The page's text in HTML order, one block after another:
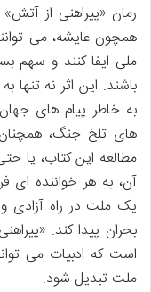
رمان «پیراهنی از
همچون عایشه، می
ملی ایفا کنند و سهم
باشند. این اثر نه تنها
به خاطر پیام های
های تلخ جنگ، همچنان
مطالعه این کتاب، یا
آن، به هر خواننده ای
یک ملت در راه آزادی
بحران پیدا کند.
است که ادبیات می
ملت تبدیل شود.